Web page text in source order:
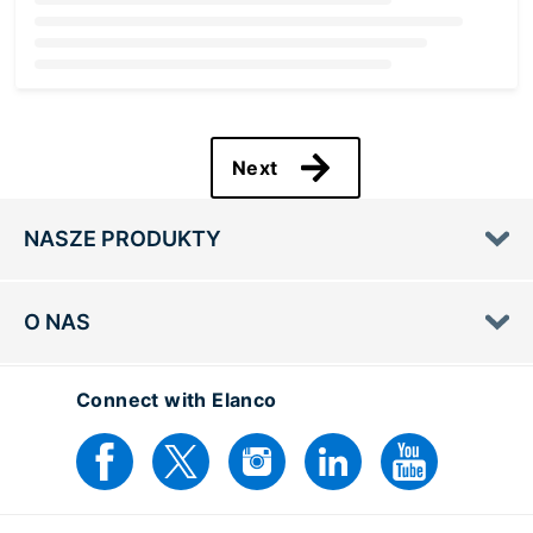
Next
NASZE PRODUKTY
O NAS
Connect with Elanco